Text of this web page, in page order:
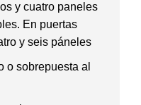
y cuatro paneles
En puertas
y seis páneles
o sobrepuesta al